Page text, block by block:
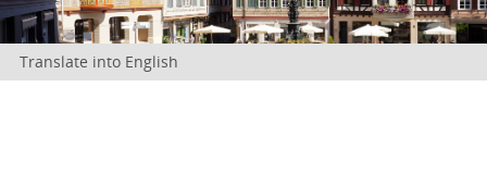
Translate into English